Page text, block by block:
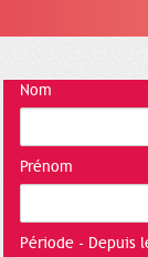
Nom
Prénom
Période - Depuis